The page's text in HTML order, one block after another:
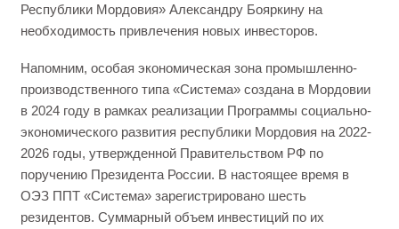
Республики Мордовия» Александру Бояркину на
необходимость привлечения новых инвесторов.
Напомним, особая экономическая зона промышленно-
производственного типа «Система» создана в Мордовии
в 2024 году в рамках реализации Программы социально-
экономического развития республики Мордовия на 2022-
2026 годы, утвержденной Правительством РФ по
поручению Президента России. В настоящее время в
ОЭЗ ППТ «Система» зарегистрировано шесть
резидентов. Суммарный объем инвестиций по их